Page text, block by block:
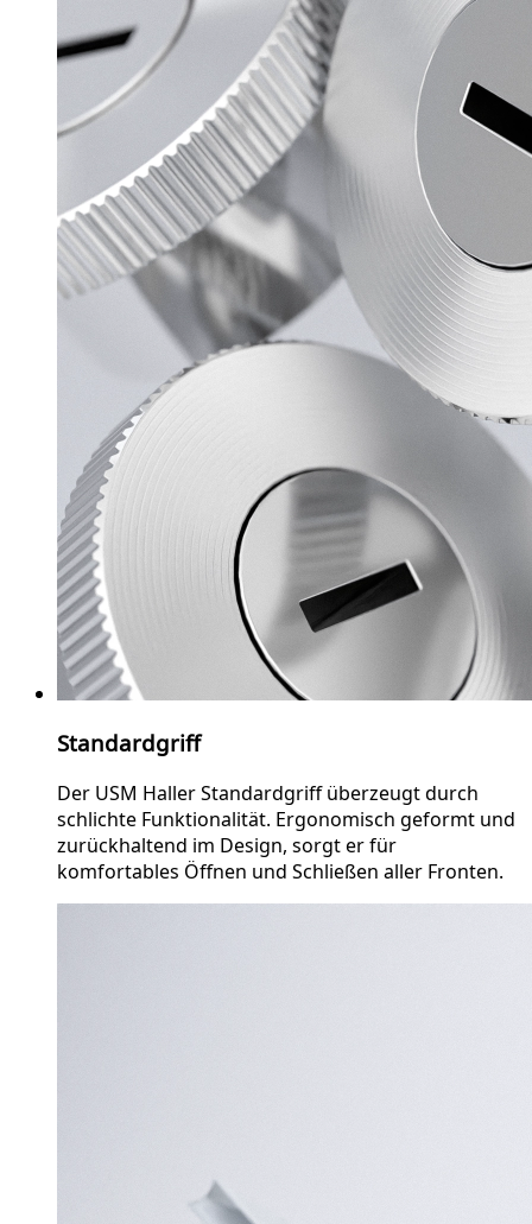
Standardgriff
Der USM Haller Standardgriff überzeugt durch
schlichte Funktionalität. Ergonomisch geformt und
zurückhaltend im Design, sorgt er für
komfortables Öffnen und Schließen aller Fronten.